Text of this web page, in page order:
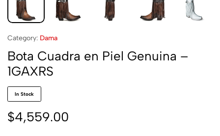
Category: Dama
Bota Cuadra en Piel Genuina –
1GAXRS
In Stock
$4,559.00